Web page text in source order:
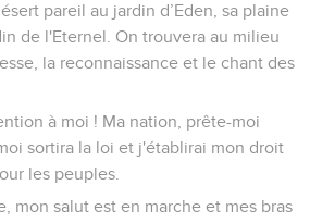
pareil au jardin d’Eden, sa plaine
de l'Eternel. On trouvera au milieu
la reconnaissance et le chant des
à moi ! Ma nation, prête-moi
sortira la loi et j'établirai mon droit
les peuples.
mon salut est en marche et mes bras